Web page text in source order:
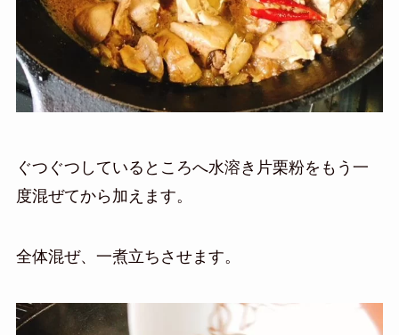
ぐつぐつしているところへ水溶き片栗粉をもう一
度混ぜてから加えます。
全体混ぜ、一煮立ちさせます。